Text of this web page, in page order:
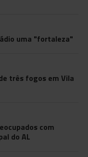
uma "fortaleza"
três fogos em Vila
com
do AL